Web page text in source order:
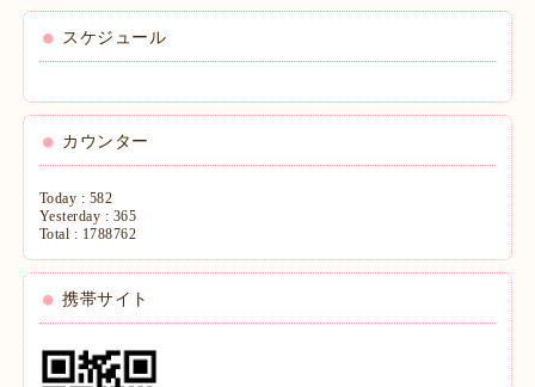
スケジュール
カウンター
Today : 582
Yesterday : 365
Total : 1788762
携帯サイト